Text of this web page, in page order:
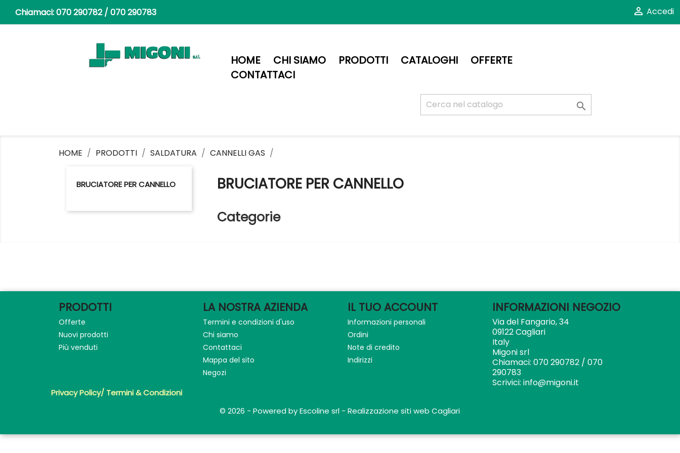
Chiamaci:070 290782 / 070 290783  Accedi
HOME CHI SIAMO PRODOTTI CATALOGHI
OFFERTE
CONTATTACI

HOME PRODOTTI SALDATURA CANNELLI GAS
BRUCIATORE PER CANNELLO BRUCIATORE PER CANNELLO
Categorie
PRODOTTI
Offerte
Nuovi prodotti
Più venduti
LA NOSTRA AZIENDA
Termini e condizioni d'uso
Chi siamo
Contattaci
Mappa del sito
Negozi
IL TUO ACCOUNT
Informazioni personali
Ordini
Note di credito
Indirizzi
INFORMAZIONI NEGOZIO
Via del Fangario, 34
09122 Cagliari
Italy
Migoni srl
Chiamaci: 070 290782 / 070
290783
Scrivici: info@migoni.it
Privacy Policy/ Termini & Condizioni
© 2026 - Powered by Escoline srl - Realizzazione siti web Cagliari